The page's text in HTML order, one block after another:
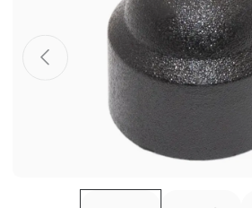
Пластиковые столешницы для
Комплектующие для мебели
Система выравнивания плитки